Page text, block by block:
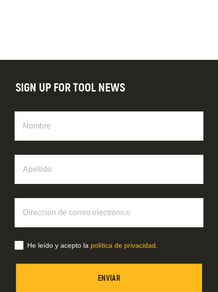
SIGN UP FOR TOOL NEWS
correo
electrónico
He leído y acepto la política de privacidad